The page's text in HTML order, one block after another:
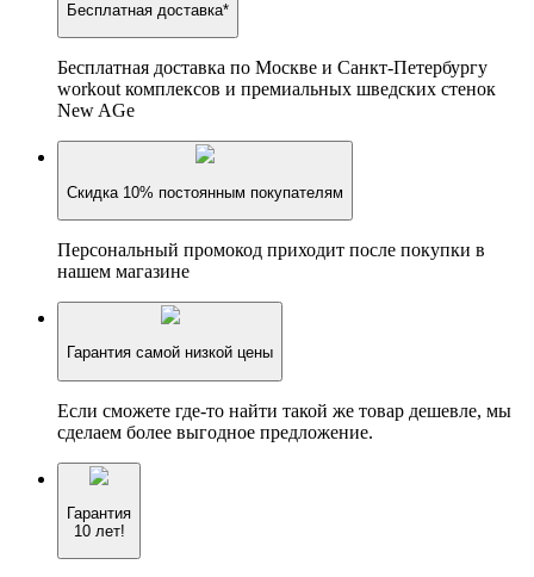
Бесплатная доставка*
Бесплатная доставка по Москве и Санкт-Петербургу
workout комплексов и премиальных шведских стенок
New AGe
Скидка 10% постоянным покупателям
Персональный промокод приходит после покупки в
нашем магазине
Гарантия самой низкой цены
Если сможете где-то найти такой же товар дешевле, мы
сделаем более выгодное предложение.
Гарантия
10 лет!